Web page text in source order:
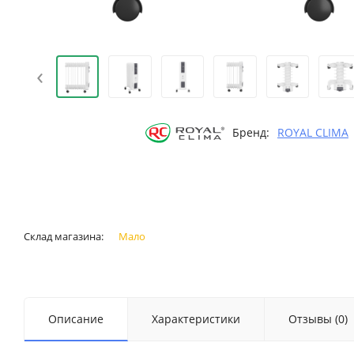
‹
Бренд: ROYAL CLIMA
Склад магазина: Мало
Описание Характеристики Отзывы (0)